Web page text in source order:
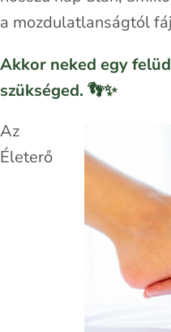
a mozdulatlanságtól
Akkor neked egy
szükséged. 👣✨
Az
Életerő